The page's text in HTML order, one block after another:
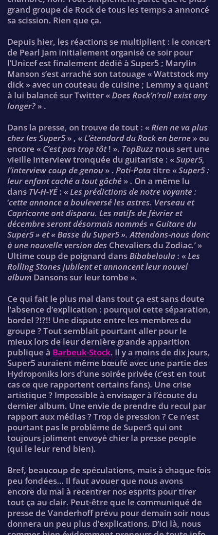
grand groupe de Rock de tous les temps a annoncé
sa scission. Rien que ça.
Depuis hier, les réactions se multiplient : le concert
de Pearl Jam initialement organisé ce soir pour
l’Unicef est finalement dédié à Super5 ; Marylin
Manson s’est arraché son tatouage « Wattstock my
dick » avec un couteau de cuisine ; Lemmy a quant
à lui balancé sur Twitter «Does Rock’n’roll exist any
longer? » .
Dans la presse, on trouve de tout : «Rien ne va plus
chez les Super5 » , «L’étendard du Rock en berne » ou
encore « C’est pas trop tôt! ». TopBuzz nous sert une
vieille interview tronquée du guitariste : «Super5,
l’interview coup de genou » . Poti-Potatitre «Super5 :
leur enfant caché a tout gâché » . On a même lu
dans TV-H-YÉ: «Les prédictions de notre voyante :
‘cette annonce a bouleversé les astres. Verseau et
Capricorne ont disparu. Les natifs de février et
décembre seront désormais nommés « Guitare du
Super5 » et « Basse du Super5 ». Attendons-nous donc
à une nouvelle version des Chevaliers du Zodiac.‘ »
Ultime coup de poignard dansBibabeloula : «Les
Rolling Stones jubilent et annoncent leur nouvel
album Dansons sur leur tombe ».
Ce qui fait le plus mal dans tout ça est sans doute
l’absence d’explication : pourquoi cette séparation,
bordel ?!?!! Une dispute entre les membres du
groupe ? Tout semblait pourtant aller pour le
mieux lors de leur dernière grande apparition
publique à Barbeuk-Stock. Il y a moins de dix jours,
Super5 auraient même bœufé avec une partie des
Hydroponiks lors d’une soirée privée (c’est en tout
cas ce que rapportent certains fans). Une crise
artistique ? Impossible à envisager à l’écoute du
dernier album. Une envie de prendre du recul par
rapport aux médias ? Trop de pression ? Ce n’est
pourtant pas le problème de Super5 qui ont
toujours joliment envoyé chier la presse people
(qui le leur rend bien).
Bref, beaucoup de spéculations, mais à chaque fois
peu fondées… Il faut avouer que nous avons
encore du mal à recentrer nos esprits pour tirer
tout ça au clair. Peut-être que le communiqué de
presse de Vanderhoff prévu pour demain soir nous
donnera un peu plus d’explications. D’ici là, nous